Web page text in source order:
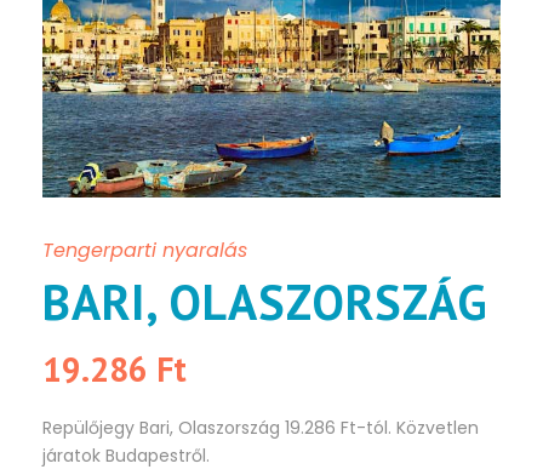
Tengerparti nyaralás
BARI, OLASZORSZÁG
19.286 Ft
Repülőjegy Bari, Olaszország 19.286 Ft-tól. Közvetlen
járatok Budapestről.